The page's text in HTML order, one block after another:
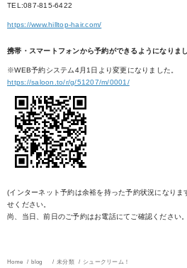
TEL:087-815-6422
https://www.hilltop-hair.com/
携帯・スマートフォンから予約ができるようになりまし
※WEB予約システム4月1日より変更になりました。
https://saloon.to/r/g/51207/m/0001/
(インターネット予約は余裕を持った予約状況になり
せください。
尚、当日、前日のご予約はお電話にてご確認ください
Home blog 未分類 シュークリーム！